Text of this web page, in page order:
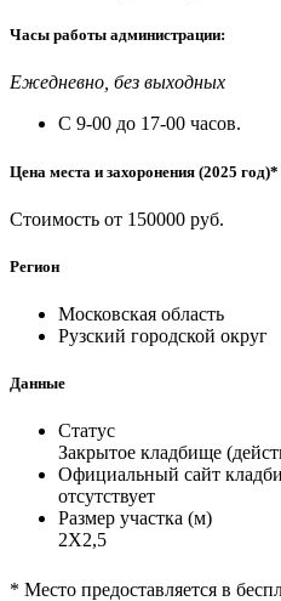
Часы работы администрации:
Ежедневно, без выходных
С 9-00 до 17-00 часов.
Цена места и захоронения (2025 год)*
Стоимость от 150000 руб.
Регион
Московская область
Рузский городской округ
Данные
Статус
Закрытое кладбище
Официальный сайт
отсутствует
Размер участка (м)
2Х2,5
* Место предоставляется в